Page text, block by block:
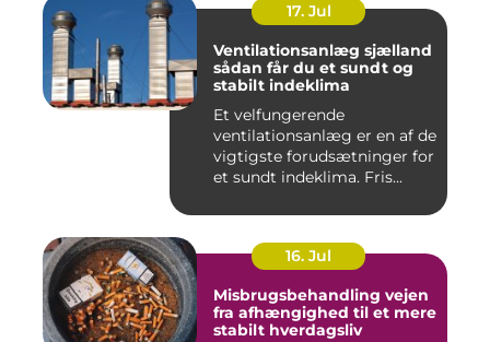
17. Jul
Ventilationsanlæg sjælland
sådan får du et sundt og
stabilt indeklima
Et velfungerende
ventilationsanlæg er en af de
vigtigste forudsætninger for
et sundt indeklima. Fris...
16. Jul
Misbrugsbehandling vejen
fra afhængighed til et mere
stabilt hverdagsliv